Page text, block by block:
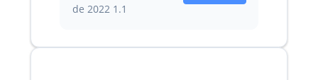
de 2022 1.1